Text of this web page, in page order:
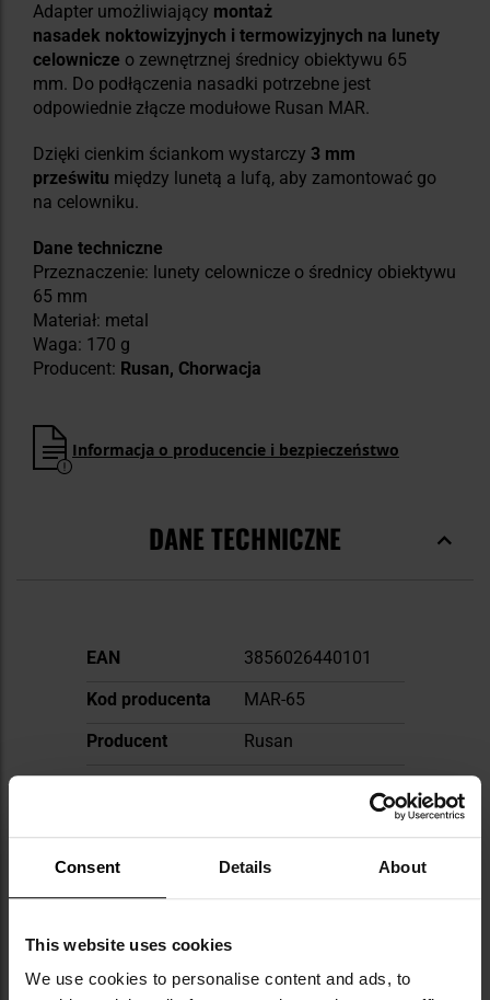
Consent Details About
This website uses cookies
We use cookies to personalise content and ads, to
Adapter umożliwiający montaż
nasadek noktowizyjnych i termowizyjnych na lunety
celownicze o zewnętrznej średnicy obiektywu 65
mm. Do podłączenia nasadki potrzebne jest
odpowiednie złącze modułowe Rusan MAR.
Dzięki cienkim ściankom wystarczy 3 mm
prześwitu między lunetą a lufą, aby zamontować go
na celowniku.
Dane techniczne
Przeznaczenie: lunety celownicze o średnicy obiektywu
65 mm
Materiał: metal
Waga: 170 g
Producent: Rusan, Chorwacja
Informacja o producencie i bezpieczeństwo
DANE TECHNICZNE
Więcej
EAN
3856026440101
Kod producenta
MAR-65
Producent
Rusan
WARTO DOKUPIĆ
INNI OGLĄDALI TEŻ